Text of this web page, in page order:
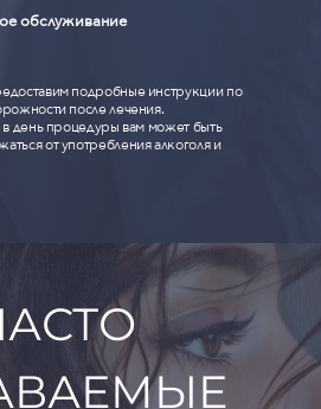
обслуживание
подробные инструкции по
после лечения.
день процедуры вам может быть
от употребления алкоголя и